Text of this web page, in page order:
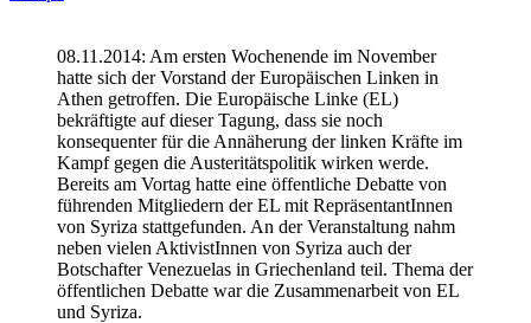
08.11.2014: Am ersten Wochenende im November
hatte sich der Vorstand der Europäischen Linken in
Athen getroffen. Die Europäische Linke (EL)
bekräftigte auf dieser Tagung, dass sie noch
konsequenter für die Annäherung der linken Kräfte im
Kampf gegen die Austeritätspolitik wirken werde.
Bereits am Vortag hatte eine öffentliche Debatte von
führenden Mitgliedern der EL mit RepräsentantInnen
von Syriza stattgefunden. An der Veranstaltung nahm
neben vielen AktivistInnen von Syriza auch der
Botschafter Venezuelas in Griechenland teil. Thema der
öffentlichen Debatte war die Zusammenarbeit von EL
und Syriza.